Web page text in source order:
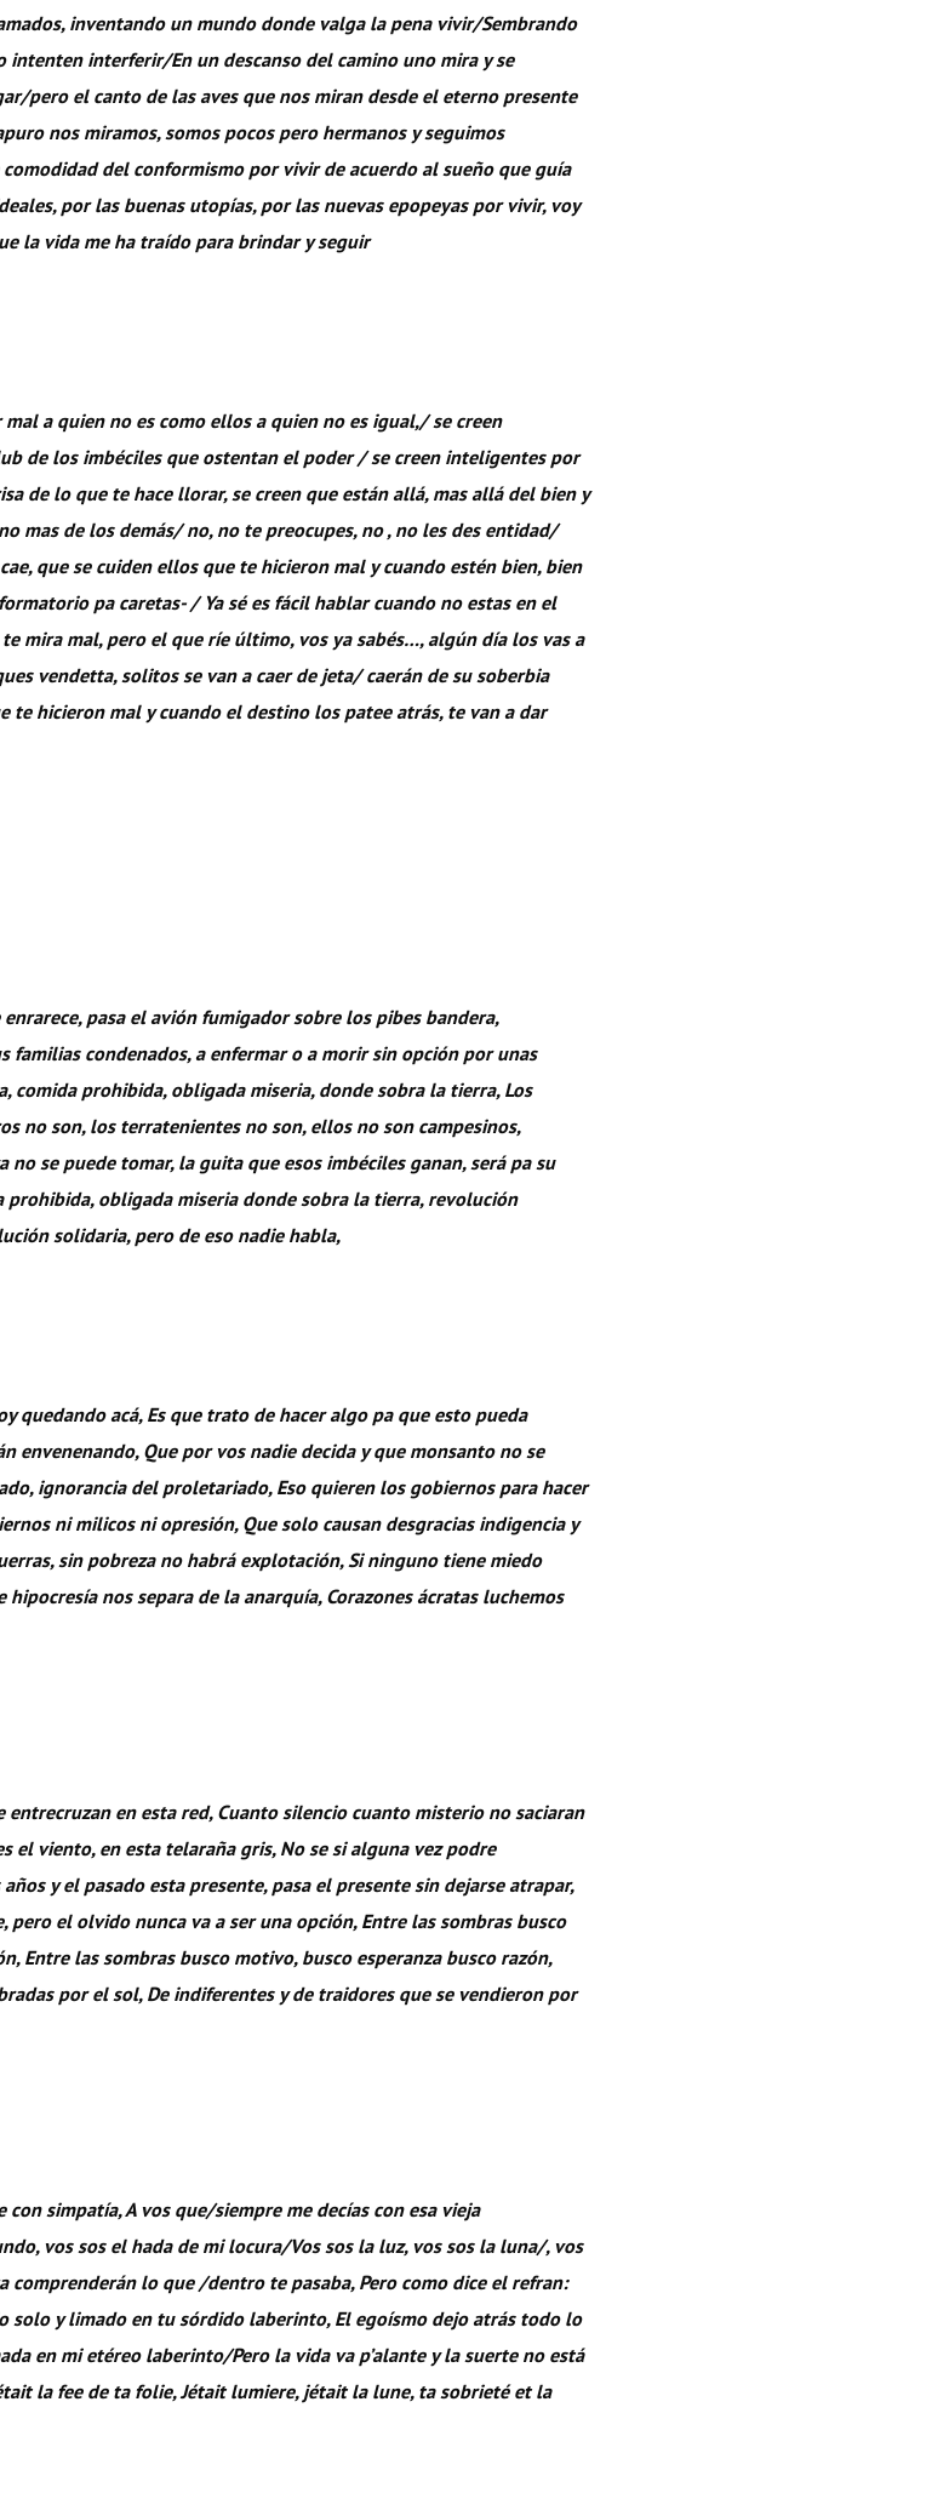
inventando un mundo donde valga la pena vivir/Sembrando
intenten interferir/En un descanso del camino uno mira y se
pero el canto de las aves que nos miran desde el eterno presente
nos miramos, somos pocos pero hermanos y seguimos
del conformismo por vivir de acuerdo al sueño que guía
por las buenas utopías, por las nuevas epopeyas por vivir, voy
la vida me ha traído para brindar y seguir
a quien no es como ellos a quien no es igual,/ se creen
de los imbéciles que ostentan el poder / se creen inteligentes por
de lo que te hace llorar, se creen que están allá, mas allá del bien y
mas de los demás/ no, no te preocupes, no , no les des entidad/
que se cuiden ellos que te hicieron mal y cuando estén bien, bien
pa caretas- / Ya sé es fácil hablar cuando no estas en el
mira mal, pero el que ríe último, vos ya sabés…, algún día los vas a
vendetta, solitos se van a caer de jeta/ caerán de su soberbia
te hicieron mal y cuando el destino los patee atrás, te van a dar
pasa el avión fumigador sobre los pibes bandera,
familias condenados, a enfermar o a morir sin opción por unas
comida prohibida, obligada miseria, donde sobra la tierra, Los
no son, los terratenientes no son, ellos no son campesinos,
se puede tomar, la guita que esos imbéciles ganan, será pa su
obligada miseria donde sobra la tierra, revolución
solidaria, pero de eso nadie habla,
quedando acá, Es que trato de hacer algo pa que esto pueda
envenenando, Que por vos nadie decida y que monsanto no se
ignorancia del proletariado, Eso quieren los gobiernos para hacer
ni milicos ni opresión, Que solo causan desgracias indigencia y
sin pobreza no habrá explotación, Si ninguno tiene miedo
nos separa de la anarquía, Corazones ácratas luchemos
entrecruzan en esta red, Cuanto silencio cuanto misterio no saciaran
el viento, en esta telaraña gris, No se si alguna vez podre
y el pasado esta presente, pasa el presente sin dejarse atrapar,
pero el olvido nunca va a ser una opción, Entre las sombras busco
Entre las sombras busco motivo, busco esperanza busco razón,
por el sol, De indiferentes y de traidores que se vendieron por
simpatía, A vos que/siempre me decías con esa vieja
vos sos el hada de mi locura/Vos sos la luz, vos sos la luna/, vos
comprenderán lo que /dentro te pasaba, Pero como dice el refran:
solo y limado en tu sórdido laberinto, El egoísmo dejo atrás todo lo
en mi etéreo laberinto/Pero la vida va p’alante y la suerte no está
la fee de ta folie, Jétait lumiere, jétait la lune, ta sobrieté et la